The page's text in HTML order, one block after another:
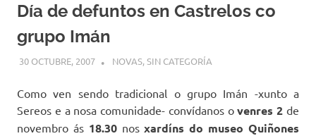
Día de defuntos en Castrelos co
grupo Imán
30 OCTUBRE, 2007 DESARROLLO
NOVAS,SIN CATEGORÍA
Como ven sendo tradicional o grupo Imán -xunto a
Sereos e a nosa comunidade- convídanos ovenres 2 de
novembro ás 18.30nosxardíns do museo Quiñones